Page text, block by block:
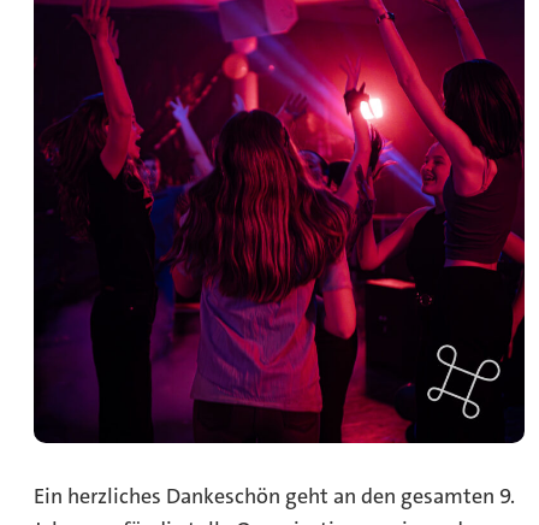
Ein herzliches Dankeschön geht an den gesamten 9.